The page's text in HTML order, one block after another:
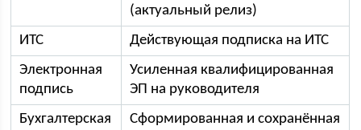
(актуальный релиз)
ИТС
Действующая подписка на ИТС
Электронная
подпись
Усиленная квалифицированная
ЭП на руководителя
Бухгалтерская
Сформированная и сохранённая